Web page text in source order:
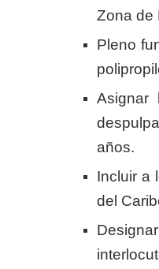
Zona de
Pleno
Asignar
años.
Incluir a
del